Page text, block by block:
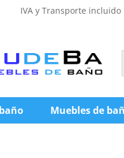
IVA y Transporte incluido
Muebles de